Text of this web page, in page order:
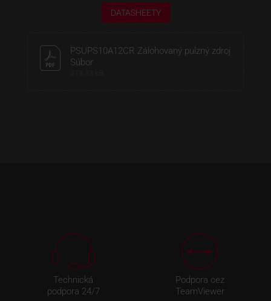
DATASHEETY
PSUPS10A12CR Zálohovaný pulzný zdroj
Súbor
Technická
podpora 24/7
Podpora cez
TeamViewer